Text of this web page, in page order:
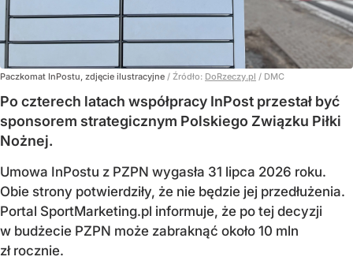
Paczkomat InPostu, zdjęcie ilustracyjne / Źródło: DoRzeczy.pl / DMC
Po czterech latach współpracy InPost przestał być
sponsorem strategicznym Polskiego Związku Piłki
Nożnej.
Umowa InPostu z PZPN wygasła 31 lipca 2026 roku.
Obie strony potwierdziły, że nie będzie jej przedłużenia.
Portal SportMarketing.pl informuje, że po tej decyzji
w budżecie PZPN może zabraknąć około 10 mln
zł rocznie.